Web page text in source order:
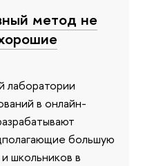
метод не
в онлайн-
большую
школьников в